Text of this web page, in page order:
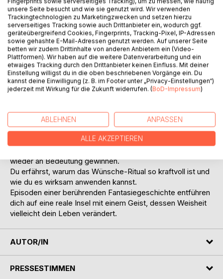
BESCHREIBUNG
Dieses kleine Buch führt dich alltagstauglich durch die
einfache Anregungen, den Dämonen der heutigen Welt zu
entkommen.
Eine kurze Reise in die Vergangenheit unserer Vorfahren
wieder an Bedeutung gewinnen.
Du erfährst, warum das Wünsche-Ritual so kraftvoll ist und
wie du es wirksam anwenden kannst.
Episoden einer berührenden Fantasiegeschichte entführen
dich auf eine reale Insel mit einem Geist, dessen Weisheit
vielleicht dein Leben verändert.
AUTOR/IN
PRESSESTIMMEN
unsere Seite besucht und wie sie genutzt wird. Wir verwenden
Trackingtechnologien zu Marketingzwecken und setzen hierzu
serverseitiges Tracking sowie auch Drittanbieter ein, wodurch ggf.
geräteübergreifend Cookies, Fingerprints, Tracking-Pixel, IP-Adressen
sowie gehashte E-Mail-Adressen genutzt werden. Auf unserer Seite
betten wir zudem Drittinhalte von anderen Anbietern ein (Video-
Plattformen). Wir haben auf die weitere Datenverarbeitung und ein
etwaiges Tracking durch den Drittanbieter keinen Einfluss. Mit deiner
Einstellung willigst du in die oben beschriebenen Vorgänge ein. Du
kannst deine Einwilligung (z. B. im Footer unter „Privacy-Einstellungen“)
jederzeit mit Wirkung für die Zukunft widerrufen. (BoD-Impressum)
ABLEHNEN ANPASSEN
ALLE AKZEPTIEREN